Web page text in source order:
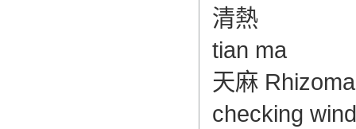
清熱
tian ma
天麻
checking wind